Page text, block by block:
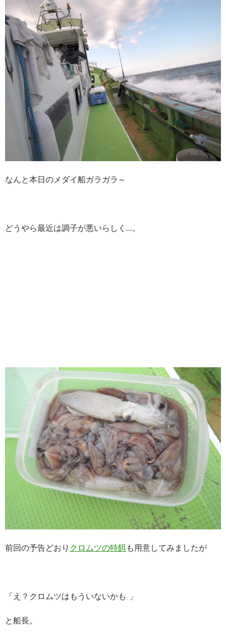
なんと本日のメダイ船ガラガラ～
どうやら最近は調子が悪いらしく…。
前回の予告どおり クロムツの特餌も用意してみましたが
「え？クロムツはもういないかも 」
と船長。